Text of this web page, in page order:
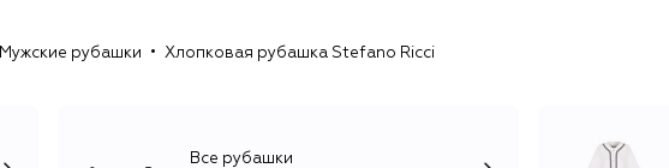
неформальные футболки и лонгсливы, изображение
Мужские рубашки Хлопковая рубашка Stefano Ricci
Все рубашки